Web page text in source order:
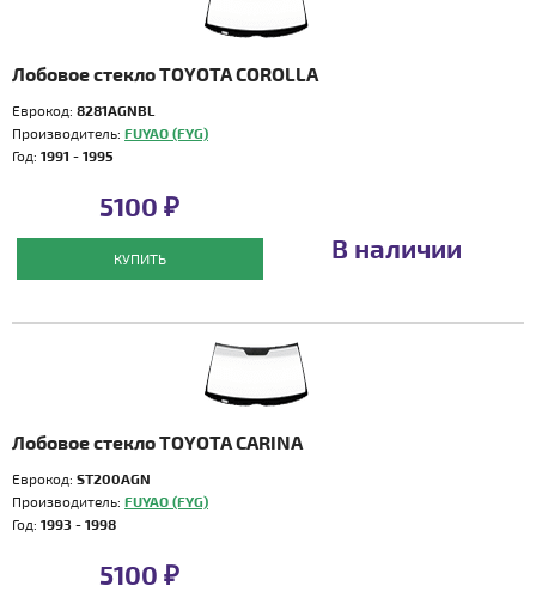
Лобовое стекло TOYOTA COROLLA
Еврокод: 8281AGNBL
Производитель: FUYAO (FYG)
Год: 1991 - 1995
5100 ₽
КУПИТЬ В наличии
Лобовое стекло TOYOTA CARINA
Еврокод: ST200AGN
Производитель: FUYAO (FYG)
Год: 1993 - 1998
5100 ₽